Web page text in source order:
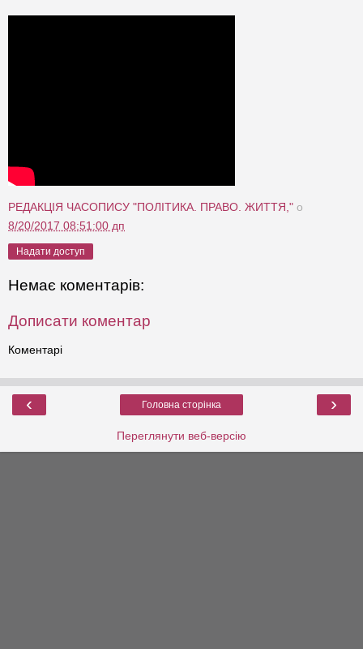
РЕДАКЦІЯ ЧАСОПИСУ "ПОЛІТИКА. ПРАВО. ЖИТТЯ," о
8/20/2017 08:51:00 дп
Надати доступ
Немає коментарів:
Дописати коментар
Коментарі
‹ ›
Головна сторінка
Переглянути веб-версію